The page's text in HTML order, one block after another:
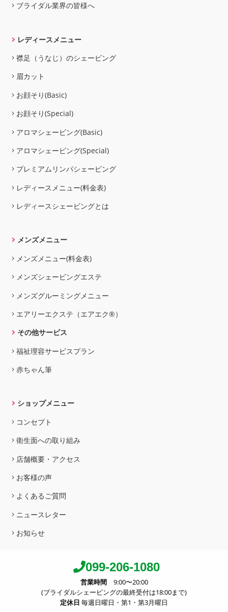
ブライダル業界の皆様へ
レディースメニュー
襟足（うなじ）のシェービング
眉カット
お顔そり(Basic)
お顔そり(Special)
アロマシェービング(Basic)
アロマシェービング(Special)
プレミアムリンパシェービング
レディースメニュー(料金表)
レディースシェービングとは
メンズメニュー
メンズメニュー(料金表)
メンズシェービングエステ
メンズグルーミングメニュー
エアリーエクステ（エアエク®）
その他サービス
福祉理容サービスプラン
赤ちゃん筆
ショップメニュー
コンセプト
衛生面への取り組み
店舗概要・アクセス
お客様の声
よくあるご質問
ニュースレター
お知らせ
099-206-1080
営業時間9:00〜20:00
(ブライダルシェービングの最終受付は18:00まで)
定休日 毎週日曜日・第1・第3月曜日